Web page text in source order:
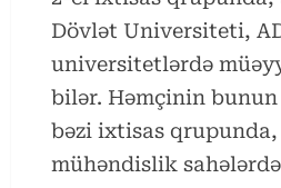
Dövlət Universiteti,
universitetlərdə
bilər. Həmçinin
bəzi ixtisas qrupunda,
mühəndislik